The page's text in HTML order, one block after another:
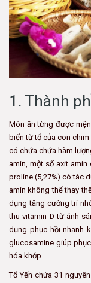
1. Thành
Món ăn từng được
biến từ tổ của con
có chứa chứa hàm
amin, một số axit
proline (5,27%) có tác
amin không thể thay
dụng tăng cường trí
thu vitamin D từ ánh
dụng phục hồi nhanh
glucosamine giúp
hóa khớp…
Tổ Yến chứa 31